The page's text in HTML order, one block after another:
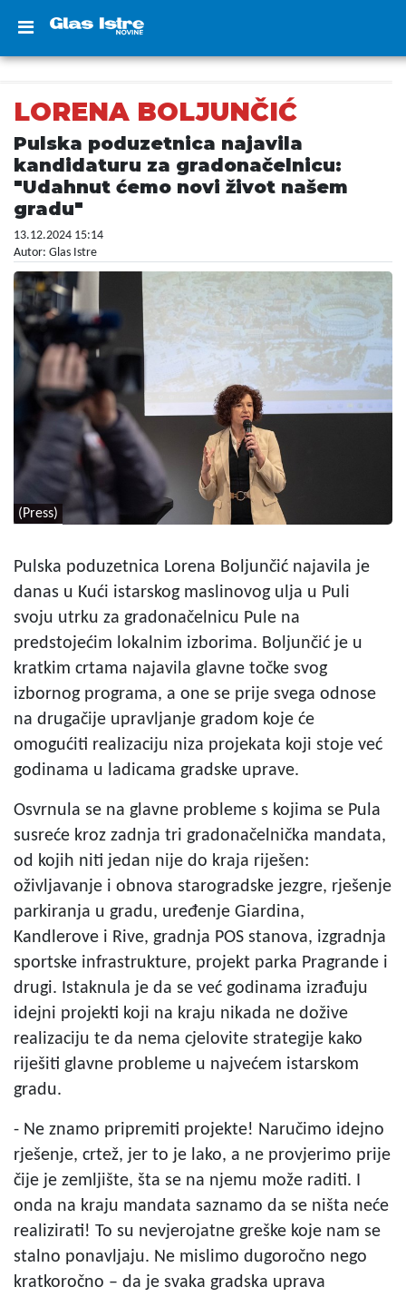
LORENA BOLJUNČIĆ
Pulska poduzetnica najavila
kandidaturu za gradonačelnicu:
"Udahnut ćemo novi život našem
gradu"
13.12.2024 15:14
Autor: Glas Istre
(Press)
Pulska poduzetnica Lorena Boljunčić najavila je
danas u Kući istarskog maslinovog ulja u Puli
svoju utrku za gradonačelnicu Pule na
predstojećim lokalnim izborima. Boljunčić je u
kratkim crtama najavila glavne točke svog
izbornog programa, a one se prije svega odnose
na drugačije upravljanje gradom koje će
omogućiti realizaciju niza projekata koji stoje već
godinama u ladicama gradske uprave.
Osvrnula se na glavne probleme s kojima se Pula
susreće kroz zadnja tri gradonačelnička mandata,
od kojih niti jedan nije do kraja riješen:
oživljavanje i obnova starogradske jezgre, rješenje
parkiranja u gradu, uređenje Giardina,
Kandlerove i Rive, gradnja POS stanova, izgradnja
sportske infrastrukture, projekt parka Pragrande i
drugi. Istaknula je da se već godinama izrađuju
idejni projekti koji na kraju nikada ne dožive
realizaciju te da nema cjelovite strategije kako
riješiti glavne probleme u najvećem istarskom
gradu.
- Ne znamo pripremiti projekte! Naručimo idejno
rješenje, crtež, jer to je lako, a ne provjerimo prije
čije je zemljište, šta se na njemu može raditi. I
onda na kraju mandata saznamo da se ništa neće
realizirati! To su nevjerojatne greške koje nam se
stalno ponavljaju. Ne mislimo dugoročno nego
kratkoročno – da je svaka gradska uprava